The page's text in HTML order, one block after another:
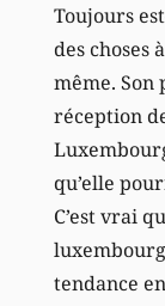
Toujours
des choses
même. Son
réception
qu’elle
C’est vrai
tendance